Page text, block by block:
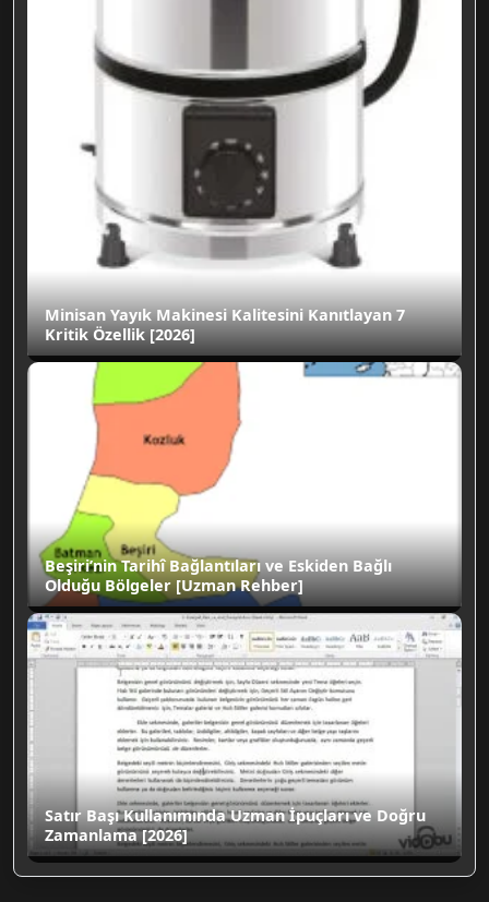
Minisan Yayık Makinesi Kalitesini Kanıtlayan 7
Kritik Özellik [2026]
Beşiri’nin Tarihî Bağlantıları ve Eskiden Bağlı
Olduğu Bölgeler [Uzman Rehber]
Satır Başı Kullanımında Uzman İpuçları ve Doğru
Zamanlama [2026]